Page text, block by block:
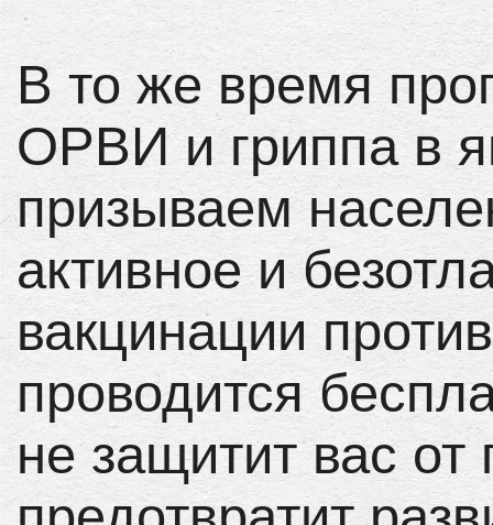
В то же время
ОРВИ и гриппа в
призываем
активное и
вакцинации
проводится
не защитит вас от